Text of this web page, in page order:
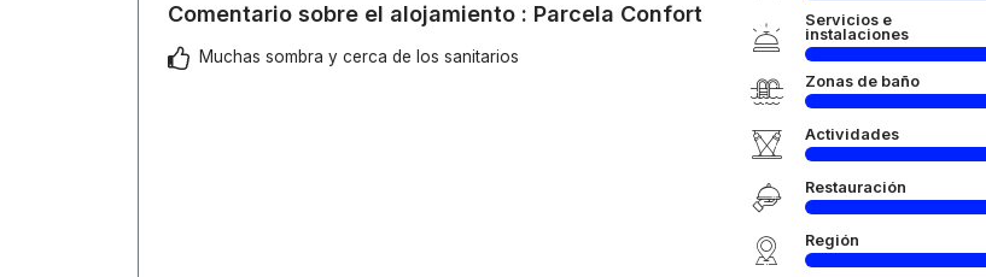
Comentario sobre el alojamiento : Parcela Confort
Muchas sombra y cerca de los sanitarios
Servicios e
instalaciones
Zonas de baño
Actividades
Restauración
Región